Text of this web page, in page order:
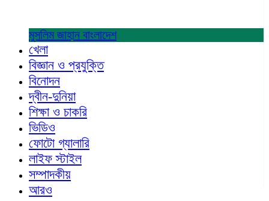
মুসলিম জাহান বাংলাদেশ
খেলা
বিজ্ঞান ও প্রযুক্তি
বিনোদন
দ্বীন-দুনিয়া
শিক্ষা ও চাকরি
ভিডিও
ফোটো গ্যালারি
লাইফ স্টাইল
সম্পাদকীয়
আরও